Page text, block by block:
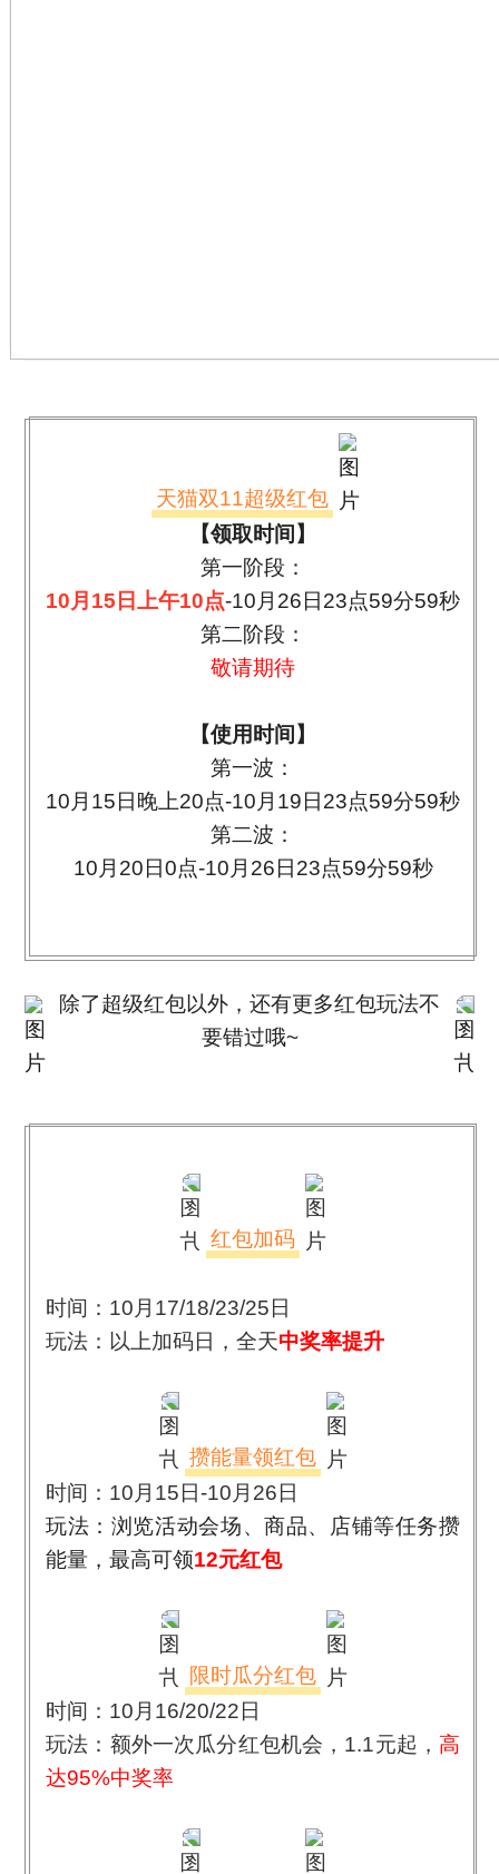
天猫双11超级红包
【领取时间 】
第一阶段：
10月 15 日上午10点-10 月 26 日 23点59分59秒
第二阶段：
敬请期待
【使用时间 】
第一波：
10 月 15 日晚上20点-10 月 19 日 23点59分59秒
第二波：
10 月 20 日0点-10 月 26 日 23点59分59秒
除了超级红包以外，还有更多红包玩法不
要错过哦~
红包加码
时间：10月17/18/23/25日
玩法：以上加码日，全天中奖率提升
攒能量领红包
时间：10月15日-10月26日
玩法：浏览活动会场、商品、店铺等任务攒
能量，最高可领12元红包
限时瓜分红包
时间：10月16/20/22日
玩法：额外一次瓜分红包机会， 1.1元起，高
达95%中奖率